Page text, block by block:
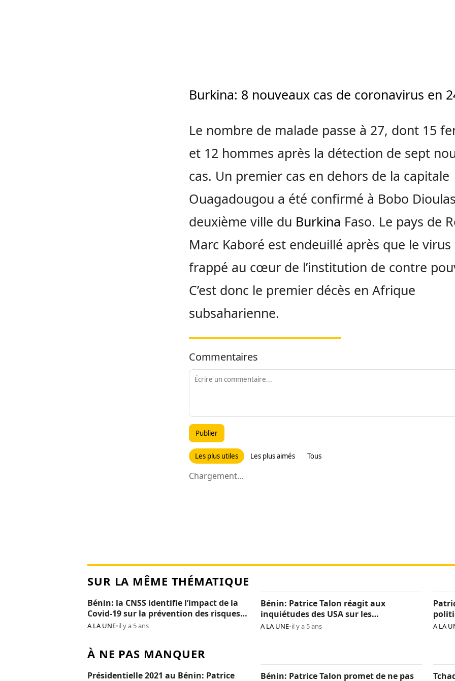
Burkina: 8 nouveaux cas de coronavirus en
Le nombre de malade passe à 27, dont 15
et 12 hommes après la détection de sept
cas. Un premier cas en dehors de la capitale
Ouagadougou a été confirmé à Bobo
deuxième ville du Burkina Faso. Le pays de
Marc Kaboré est endeuillé après que le virus
frappé au cœur de l’institution de contre
C’est donc le premier décès en Afrique
subsaharienne.
Commentaires
Publier
Les plus utiles Les plus aimés Tous
Chargement...
SUR LA MÊME THÉMATIQUE
Bénin: la CNSS identifie l’impact de la
Covid-19 sur la prévention des risques
professionnels
A LA UNE•il y a 5 ans
Bénin: Patrice Talon réagit aux
inquiétudes des USA sur les
« arrestations d’opposants »
A LA UNE•il y a 5 ans A LA
À NE PAS MANQUER
Présidentielle 2021 au Bénin: Patrice
Bénin: Patrice Talon promet de ne pas